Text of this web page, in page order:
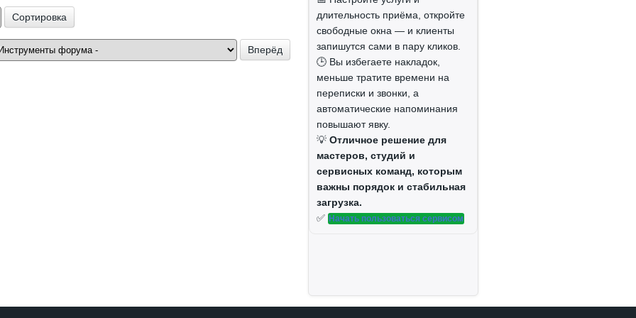
длительность приёма, откройте
свободные окна — и клиенты
запишутся сами в пару кликов.
🕒 Вы избегаете накладок,
меньше тратите времени на
переписки и звонки, а
автоматические напоминания
повышают явку.
💡 Отличное решение для
мастеров, студий и
сервисных команд, которым
важны порядок и стабильная
загрузка.
✅ Начать пользоваться сервисом